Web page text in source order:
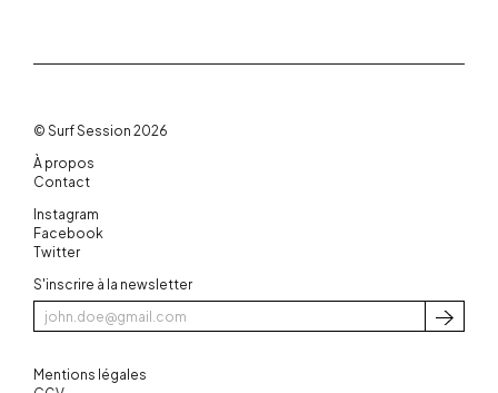
© Surf Session 2026
À propos
Contact
Instagram
Facebook
Twitter
S'inscrire à la newsletter
Mentions légales